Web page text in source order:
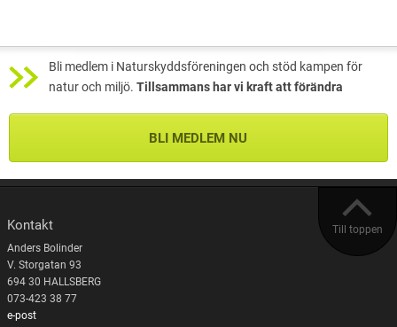
Bli medlem i Naturskyddsföreningen och stöd kampen för
natur och miljö. Tillsammans har vi kraft att förändra
BLI MEDLEM NU
Till toppen
Kontakt
Anders Bolinder
V. Storgatan 93
694 30 HALLSBERG
073-423 38 77
e-post